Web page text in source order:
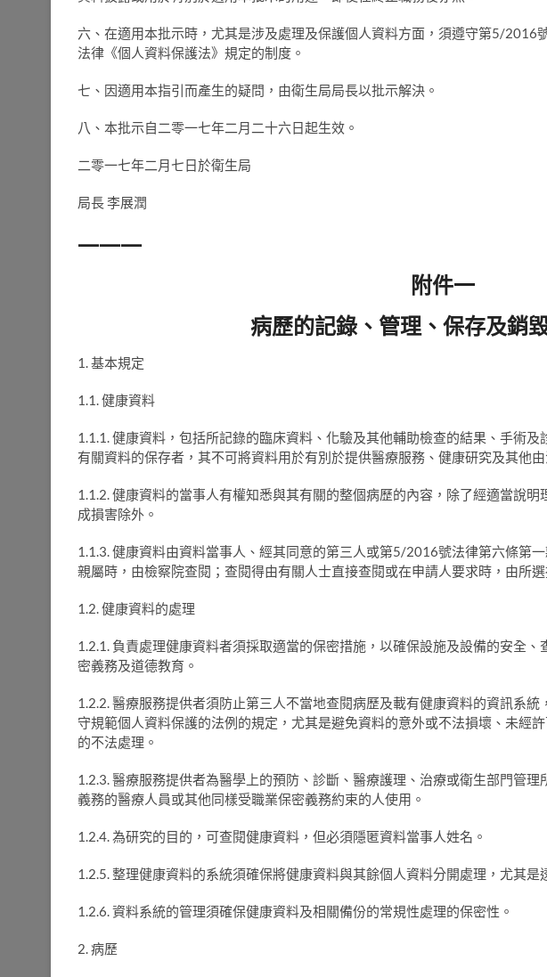
六、在適用本批示時，尤其是涉及處理及保護個人資料方面，須遵守第5/
法律《個人資料保護法》規定的制度。
七、因適用本指引而產生的疑問，由衛生局局長以批示解決。
八、本批示自二零一七年二月二十六日起生效。
二零一七年二月七日於衛生局
局長 李展潤
———
附件一
病歷的記錄、管理、保存及銷
1. 基本規定
1.1. 健康資料
1.1.1. 健康資料，包括所記錄的臨床資料、化驗及其他輔助檢查的結果、手術
有關資料的保存者，其不可將資料用於有別於提供醫療服務、健康研究及其他由
1.1.2. 健康資料的當事人有權知悉與其有關的整個病歷的內容，除了經適當說
成損害除外。
1.1.3. 健康資料由資料當事人、經其同意的第三人或第5/2016號法律第六條第
親屬時，由檢察院查閱；查閱得由有關人士直接查閱或在申請人要求時，由所選
1.2. 健康資料的處理
1.2.1. 負責處理健康資料者須採取適當的保密措施，以確保設施及設備的安全
密義務及道德教育。
1.2.2. 醫療服務提供者須防止第三人不當地查閱病歷及載有健康資料的資訊系
守規範個人資料保護的法例的規定，尤其是避免資料的意外或不法損壞、未經
的不法處理。
1.2.3. 醫療服務提供者為醫學上的預防、診斷、醫療護理、治療或衛生部門管
義務的醫療人員或其他同樣受職業保密義務約束的人使用。
1.2.4. 為研究的目的，可查閱健康資料，但必須隱匿資料當事人姓名。
1.2.5. 整理健康資料的系統須確保將健康資料與其餘個人資料分開處理，尤其是
1.2.6. 資料系統的管理須確保健康資料及相關備份的常規性處理的保密性。
2. 病歷